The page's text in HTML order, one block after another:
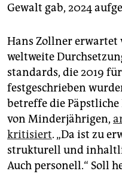
Gewalt gab, 2024
Hans Zollner erwartet
weltweite
standards, die 2019
festgeschrieben
betreffe die
von Minderjährigen,
kritisiert. „Da ist zu
strukturell und
Auch personell.“ Soll